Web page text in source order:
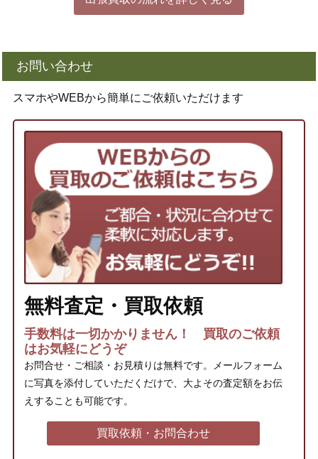
お問い合わせ
スマホやWEBから簡単にご依頼いただけます
無料査定・買取依頼
手数料は一切かかりません！ 買取のご依頼
はお気軽にどうぞ
お問合せ・ご相談・お見積りは無料です。メールフォーム
に写真を添付していただくだけで、大よその査定額をお伝
えすることも可能です。
買取依頼・お問合わせ